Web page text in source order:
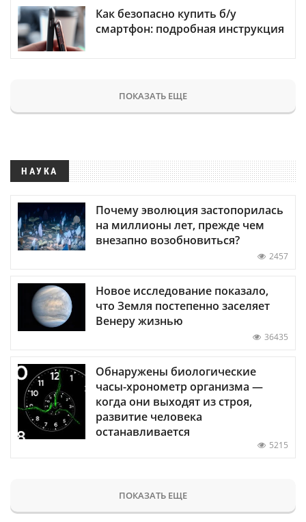
Как безопасно купить б/у
смартфон: подробная инструкция
ПОКАЗАТЬ ЕЩЕ
НАУКА
Почему эволюция застопорилась
на миллионы лет, прежде чем
внезапно возобновиться?
2457
Новое исследование показало,
что Земля постепенно заселяет
Венеру жизнью
36435
Обнаружены биологические
часы-хронометр организма —
когда они выходят из строя,
развитие человека
останавливается
5215
ПОКАЗАТЬ ЕЩЕ